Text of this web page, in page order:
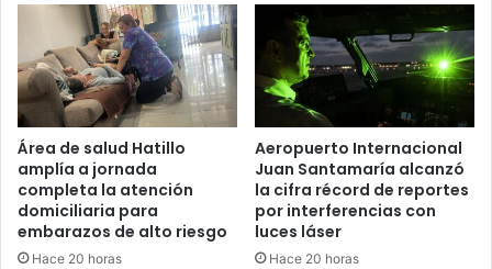
Área de salud Hatillo
amplía a jornada
completa la atención
domiciliaria para
embarazos de alto riesgo
Hace 20 horas
Aeropuerto Internacional
Juan Santamaría alcanzó
la cifra récord de reportes
por interferencias con
luces láser
Hace 20 horas